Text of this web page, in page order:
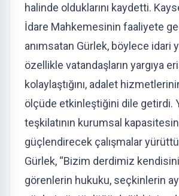
halinde olduklarını kaydetti.
İdare Mahkemesinin faaliyete
anımsatan Gürlek, böylece idari
özellikle vatandaşların yargıya
kolaylaştığını, adalet
ölçüde etkinleştiğini dile getirdi.
teşkilatının kurumsal
güçlendirecek çalışmalar
Gürlek, “Bizim derdimiz
görenlerin hukuku, seçkinlerin